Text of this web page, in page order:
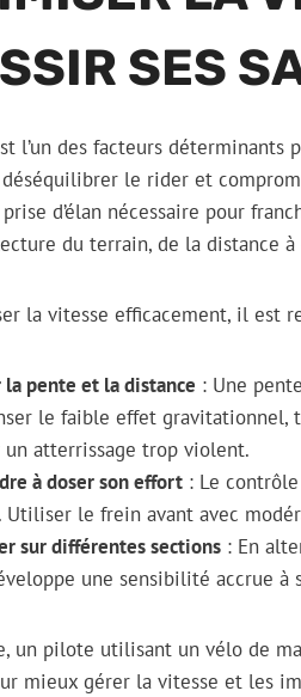
SES
l’un des facteurs
le rider et
d’élan nécessaire pour
du terrain, de la distance
la vitesse efficacement, il est
la pente et la distance : Une
le faible effet gravitationnel,
un atterrissage trop violent.
à doser son effort : Le
Utiliser le frein avant avec
sur différentes sections : En
une sensibilité accrue à
un pilote utilisant un vélo de
mieux gérer la vitesse et les